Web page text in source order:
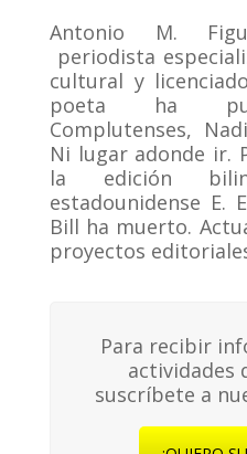
Antonio M.
periodista
cultural y
poeta ha
Complutenses,
Ni lugar adonde ir.
la edición
estadounidense E.
Bill ha muerto.
proyectos
Para recibir
actividades
suscríbete a